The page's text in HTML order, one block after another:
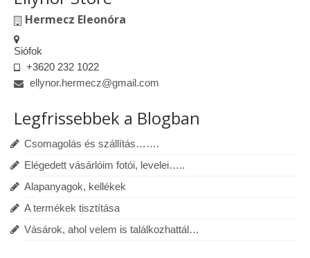
Hermecz Eleonóra
Siófok
+3620 232 1022
ellynor.hermecz@gmail.com
Legfrissebbek a Blogban
Csomagolás és szállítás…….
Elégedett vásárlóim fotói, levelei…..
Alapanyagok, kellékek
A termékek tisztítása
Vásárok, ahol velem is találkozhattál…